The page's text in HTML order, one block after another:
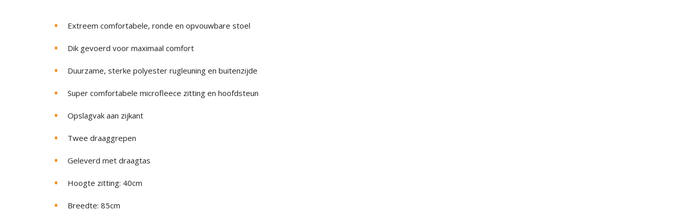
Extreem comfortabele, ronde en opvouwbare stoel
Dik gevoerd voor maximaal comfort
Duurzame, sterke polyester rugleuning en buitenzijde
Super comfortabele microfleece zitting en hoofdsteun
Opslagvak aan zijkant
Twee draaggrepen
Geleverd met draagtas
Hoogte zitting: 40cm
Breedte: 85cm